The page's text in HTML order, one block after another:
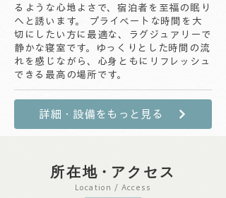
るような心地よさで、宿泊者を至福の眠り
へと誘います。 プライベートな時間を大
切にしたい方に最適な、ラグジュアリーで
静かな寝室です。ゆっくりとした時間の流
れを感じながら、心身ともにリフレッシュ
できる最高の場所です。
詳細・設備をもっと見る
所在地・ アクセス
Location / Access